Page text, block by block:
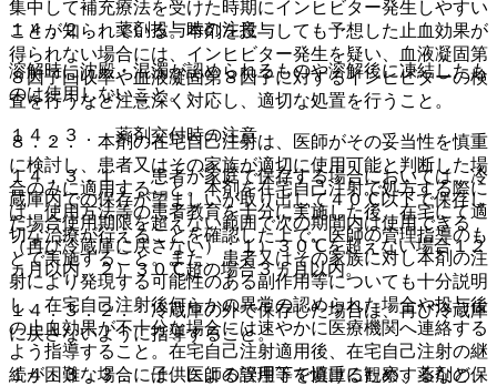
１４．２． 薬剤投与時の注意
溶解時に沈殿・混濁が認められるものや溶解後に凍結したも
のは使用しないこと。
１４．３． 薬剤交付時の注意
１４．３．１． 患者が家庭で保存する場合においては、冷
蔵庫内での保存が望ましいが取り出して４０℃以下で保存し
た場合使用期限を超えない範囲で次の期間内は使用できる
（再び冷蔵庫に戻さない）：１）３０℃を超えない場合１２
ヵ月以内、２）３０℃超の場合３ヵ月以内。
１４．３．２． 冷蔵庫の外で保存した場合は、再び冷蔵庫
に戻さないように指導すること。
１４．３．３． 子供による誤用等を避けるため、薬剤の保
集中して補充療法を受けた時期にインヒビター発生しやすい
ことが知られている。本剤を投与しても予想した止血効果が
得られない場合には、インヒビター発生を疑い、血液凝固第
８因子回収率や血液凝固第８因子に対するインヒビターの検
査を行うなど注意深く対応し、適切な処置を行うこと。
８．２． 本剤の在宅自己注射は、医師がその妥当性を慎重
に検討し、患者又はその家族が適切に使用可能と判断した場
合のみに適用すること。本剤を在宅自己注射で処方する際に
は、使用方法等の患者教育を十分に実施した後、在宅にて適
切な治療が行えることを確認した上で、医師の管理指導のも
とで実施すること。また、患者又はその家族に対し本剤の注
射により発現する可能性のある副作用等についても十分説明
し、在宅自己注射後何らかの異常の認められた場合や投与後
の止血効果が不十分な場合には速やかに医療機関へ連絡する
よう指導すること。在宅自己注射適用後、在宅自己注射の継
続が困難な場合には、医師の管理下で慎重に観察するなど、